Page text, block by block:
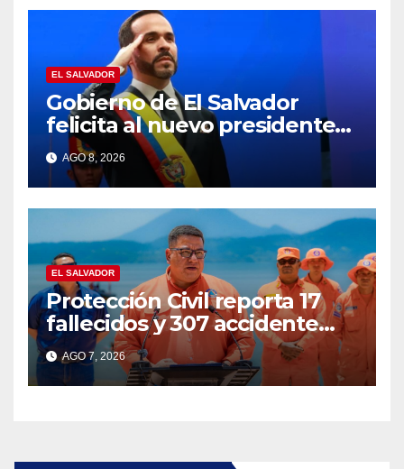
EL SALVADOR
Gobierno de El Salvador
felicita al nuevo presidente
de Colombia Abelardo de la
Espriella
AGO 8, 2026
EL SALVADOR
Protección Civil reporta 17
fallecidos y 307 accidente
durante vacaciones
agostinas
AGO 7, 2026